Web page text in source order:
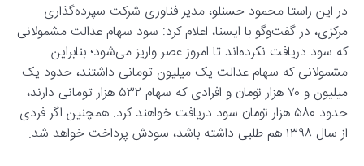
در این راستا محمود حسنلو، مدیر فناوری شرکت سپرده‌گذاری
مرکزی، در گفت‌وگو با ایسنا، اعلام کرد: سود سهام عدالت مشمولانی
که سود دریافت نکرده‌اند تا امروز عصر واریز می‌شود؛ بنابراین
مشمولانی که سهام عدالت یک میلیون تومانی داشتند، حدود یک
میلیون و ۷۰ هزار تومان و افرادی که سهام ۵۳۲ هزار تومانی دارند،
حدود ۵۸۰ هزار تومان سود دریافت خواهند کرد. همچنین اگر فردی
از سال ۱۳۹۸ هم طلبی داشته باشد، سودش پرداخت خواهد شد.